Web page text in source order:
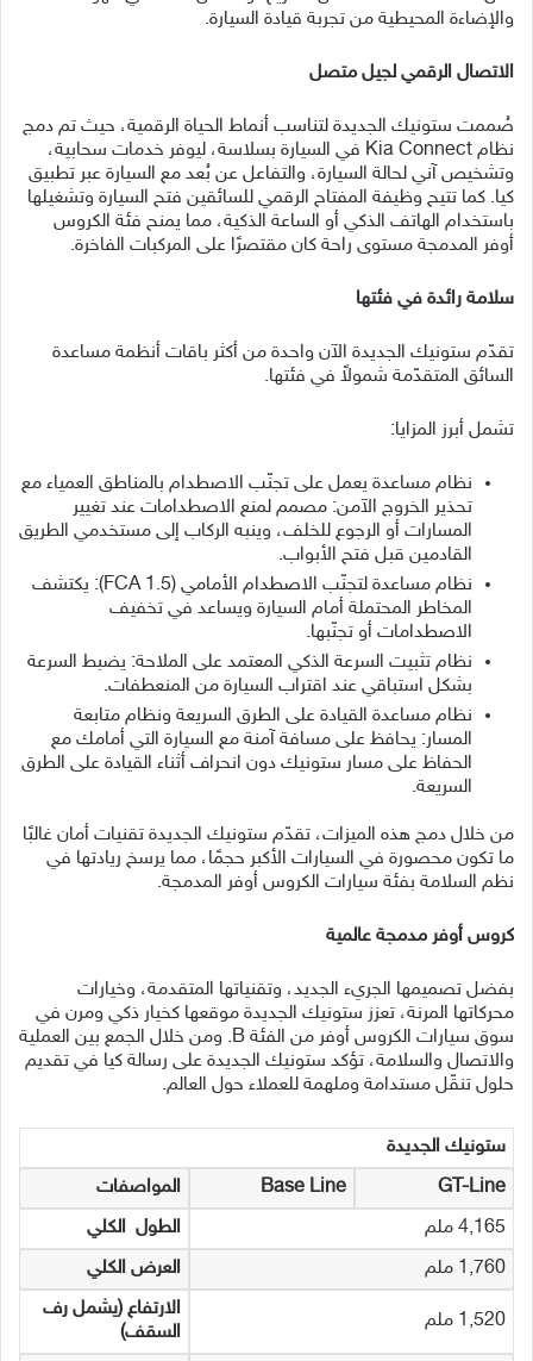
والإضاءة المحيطية من تجربة قيادة السيارة.
الاتصال الرقمي لجيل متصل
صُممت ستونيك الجديدة لتناسب أنماط الحياة الرقمية، حيث تم دمج
نظام Kia Connect في السيارة بسلاسة، ليوفر خدمات سحابية،
وتشخيص آني لحالة السيارة، والتفاعل عن بُعد مع السيارة عبر تطبيق
كيا. كما تتيح وظيفة المفتاح الرقمي للسائقين فتح السيارة وتشغيلها
باستخدام الهاتف الذكي أو الساعة الذكية، مما يمنح فئة الكروس
أوفر المدمجة مستوى راحة كان مقتصرًا على المركبات الفاخرة.
سلامة رائدة في فئتها
تقدّم ستونيك الجديدة الآن واحدة من أكثر باقات أنظمة مساعدة
السائق المتقدّمة شمولاً في فئتها.
تشمل أبرز المزايا:
نظام مساعدة يعمل على تجنّب الاصطدام بالمناطق العمياء مع
تحذير الخروج الآمن: مصمم لمنع الاصطدامات عند تغيير
المسارات أو الرجوع للخلف، وينبه الركاب إلى مستخدمي الطريق
القادمين قبل فتح الأبواب.
نظام مساعدة لتجنّب الاصطدام الأمامي (FCA 1.5): يكتشف
المخاطر المحتملة أمام السيارة ويساعد في تخفيف
الاصطدامات أو تجنّبها.
نظام تثبيت السرعة الذكي المعتمد على الملاحة: يضبط السرعة
بشكل استباقي عند اقتراب السيارة من المنعطفات.
نظام مساعدة القيادة على الطرق السريعة ونظام متابعة
المسار: يحافظ على مسافة آمنة مع السيارة التي أمامك مع
الحفاظ على مسار ستونيك دون انحراف أثناء القيادة على الطرق
السريعة.
من خلال دمج هذه الميزات، تقدّم ستونيك الجديدة تقنيات أمان غالبًا
ما تكون محصورة في السيارات الأكبر حجمًا، مما يرسخ ريادتها في
نظم السلامة بفئة سيارات الكروس أوفر المدمجة.
كروس أوفر مدمجة عالمية
بفضل تصميمها الجريء الجديد، وتقنياتها المتقدمة، وخيارات
محركاتها المرنة، تعزز ستونيك الجديدة موقعها كخيار ذكي ومرن في
سوق سيارات الكروس أوفر من الفئة B. ومن خلال الجمع بين العملية
والاتصال والسلامة، تؤكد ستونيك الجديدة على رسالة كيا في تقديم
حلول تنقّل مستدامة وملهمة للعملاء حول العالم.
ستونيك الجديدة
GT-Line
Base Line
المواصفات
4,165 ملم
الطول الكلي
1,760 ملم
العرض الكلي
1,520 ملم
الارتفاع (يشمل رف
السقف)